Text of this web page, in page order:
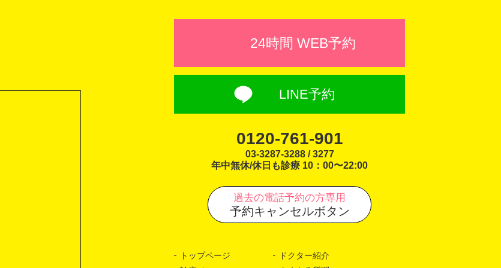
24時間 WEB予約
LINE予約
0120-761-901
03-3287-3288 / 3277
年中無休/休日も診療 10：00〜22:00
過去の電話予約の方専用
予約キャンセルボタン
トップページ
ドクター紹介